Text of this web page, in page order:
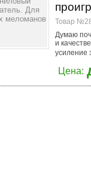
Товар
Думаю
и
усиление
Цена: